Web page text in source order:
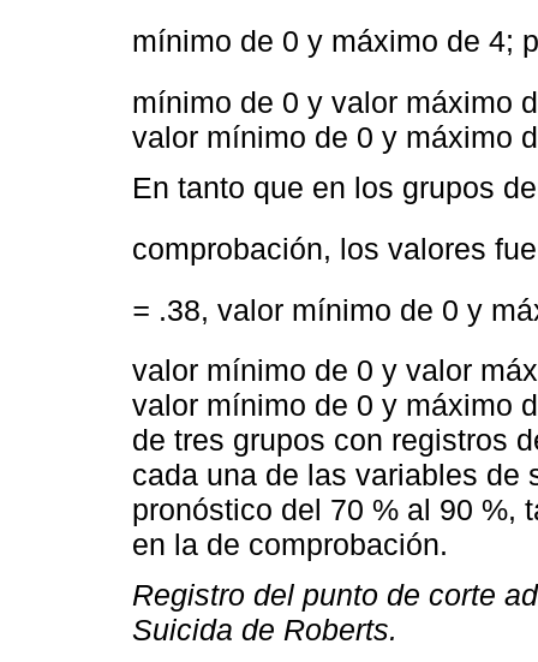
mínimo de 0 y máximo de 4;
mínimo de 0 y valor máximo
valor mínimo de 0 y máximo
En tanto que en los grupos
comprobación, los valores
= .38, valor mínimo de 0 y
valor mínimo de 0 y valor
valor mínimo de 0 y máximo
de tres grupos con registros
cada una de las variables de
pronóstico del 70 % al 90 %,
en la de comprobación.
Registro del punto de corte
Suicida de Roberts.